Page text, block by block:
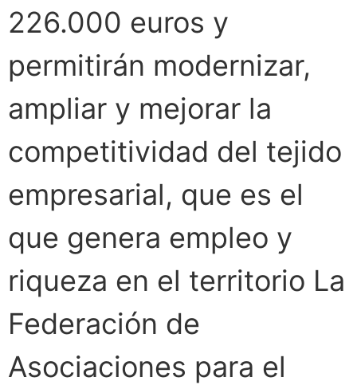
226.000 euros y
permitirán modernizar,
ampliar y mejorar la
competitividad del tejido
empresarial, que es el
que genera empleo y
riqueza en el territorio La
Federación de
Asociaciones para el